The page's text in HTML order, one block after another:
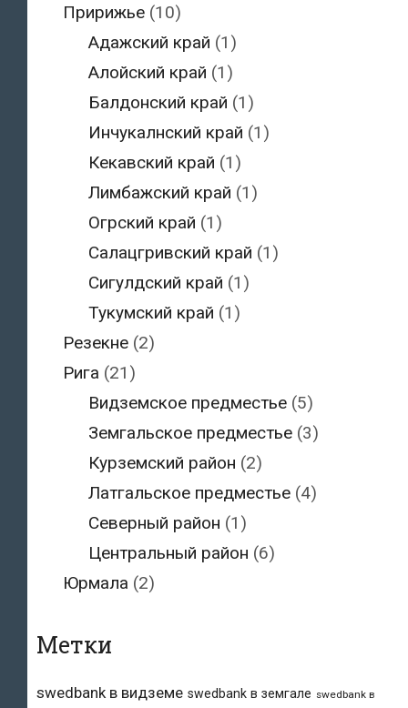
Пририжье(10)
Адажский край (1)
Алойский край (1)
Балдонский край (1)
Инчукалнский край (1)
Кекавский край (1)
Лимбажский край (1)
Огрский край (1)
Салацгривский край (1)
Сигулдский край (1)
Тукумский край (1)
Резекне(2)
Рига (21)
Видземское предместье (5)
Земгальское предместье (3)
Курземский район (2)
Латгальское предместье (4)
Северный район (1)
Центральный район (6)
Юрмала (2)
Метки
swedbank в видземе swedbank в земгале swedbank в